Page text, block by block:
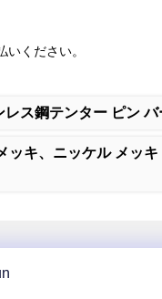
ください。
ス鋼テンター ピン バ
ッキ、ニッケル メッ